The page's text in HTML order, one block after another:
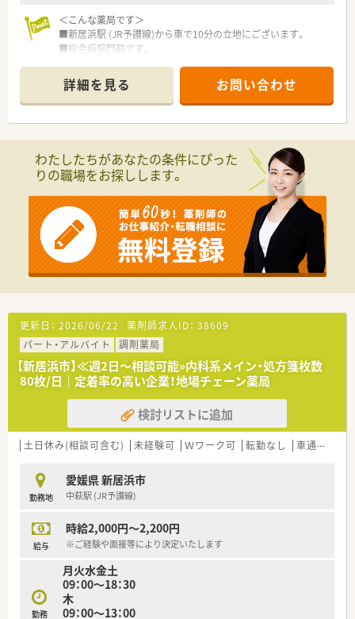
＜こんな薬局です＞
■新居浜駅 (JR予讃線)から車で10分の立地にございます。
■総合病院門前です。
■電子薬歴・円盤（2台）を設置しています。
＜業務内容＞
■総合科目を応需しています。
■処方箋枚数は50枚/日程度です。
■新居浜市・四国中央市・松山市・香川県高松市に現在9店舗展開
しています。
■地域の基幹病院の処方箋も数多く受付ており、今後松山市内へ
の出店も予定しています。
詳細を見る お問い合わせ
わたしたちがあなたの条件にぴった
りの職場をお探しします。
更新日： 2026/06/22 薬剤師求人ID： 38609
パート・アルバイト
調剤薬局
【新居浜市】≪週2日～相談可能»内科系メイン・処方箋枚数
80枚/日｜定着率の高い企業！地場チェーン薬局
検討リストに追加
土日休み(相談可含む) 未経験可 Ｗワーク可 転勤なし 車通勤可
勤務地
愛媛県 新居浜市
中萩駅 (JR予讃線)
給与
時給2,000円～2,200円
※ご経験や面接等により決定いたします
勤務
月火水金土
09：00～18：30
木
09：00～13：00